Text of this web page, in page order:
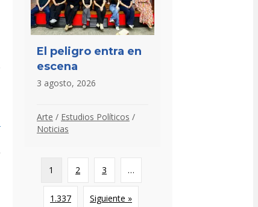
El peligro entra en
escena
3 agosto, 2026
Arte / Estudios Políticos /
Noticias
1 2 3 …
1.337 Siguiente »